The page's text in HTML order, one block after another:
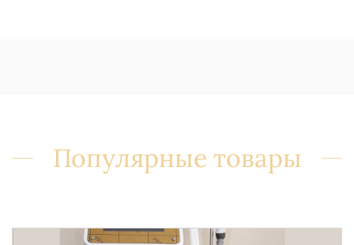
Популярные товары